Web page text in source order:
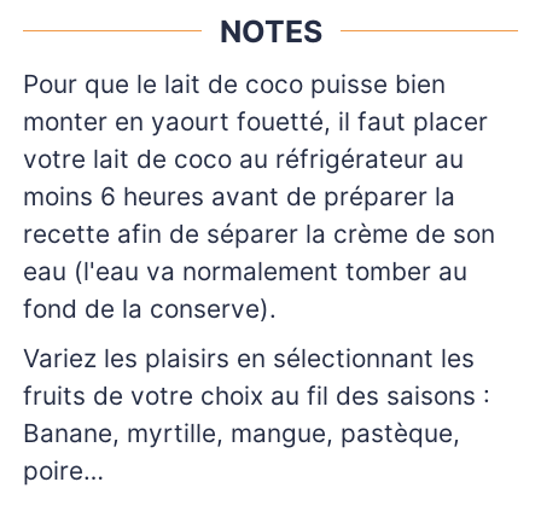
NOTES
Pour que le lait de coco puisse bien
monter en yaourt fouetté, il faut placer
votre lait de coco au réfrigérateur au
moins 6 heures avant de préparer la
recette afin de séparer la crème de son
eau (l'eau va normalement tomber au
fond de la conserve).
Variez les plaisirs en sélectionnant les
fruits de votre choix au fil des saisons :
Banane, myrtille, mangue, pastèque,
poire…